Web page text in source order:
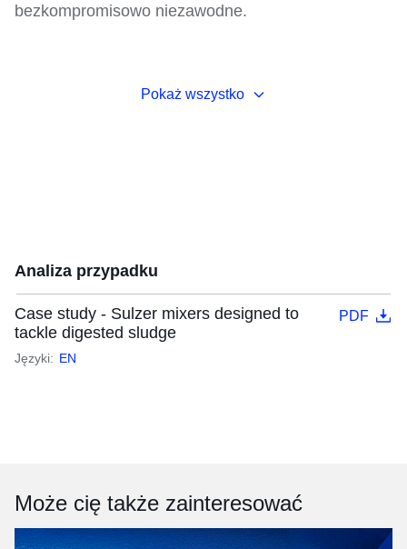
bezkompromisowo niezawodne.
Pokaż wszystko
Analiza przypadku
Case study - Sulzer mixers designed to
tackle digested sludge
PDF
Języki: EN
Może cię także zainteresować